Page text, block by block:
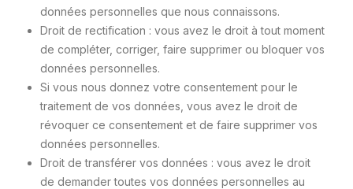
données personnelles que nous connaissons.
Droit de rectification : vous avez le droit à tout moment
de compléter, corriger, faire supprimer ou bloquer vos
données personnelles.
Si vous nous donnez votre consentement pour le
traitement de vos données, vous avez le droit de
révoquer ce consentement et de faire supprimer vos
données personnelles.
Droit de transférer vos données : vous avez le droit
de demander toutes vos données personnelles au